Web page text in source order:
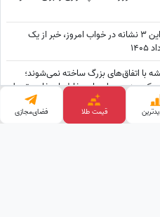
تعبیر خواب روزانه؛ متولد کدام ماهی؟ این 3 نشانه در خواب امروز، خبر از یک
همیشه با اتفاق‌های بزرگ ساخته نمی‌شوند؛
یک روز معمولی را به خاطره‌ای خاص تبدیل
فال شمع روزانه امروز پنج‌شنبه 15 مرداد 1405 / کسی در کار شما مخالفت می کند،
قیمت طلا فضای‌مجازی